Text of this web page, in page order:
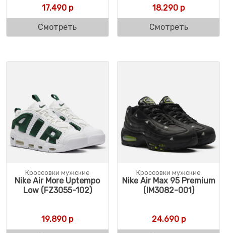
17.490р
Смотреть
18.290 р
Смотреть
Кроссовки мужские
Nike Air More Uptempo
Low (FZ3055-102)
19.890 р
Кроссовки мужские
Nike Air Max 95 Premium
(IM3082-001)
24.690р